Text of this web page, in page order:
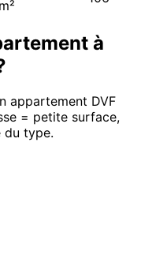
à
appartement DVF
= petite surface,
du type.